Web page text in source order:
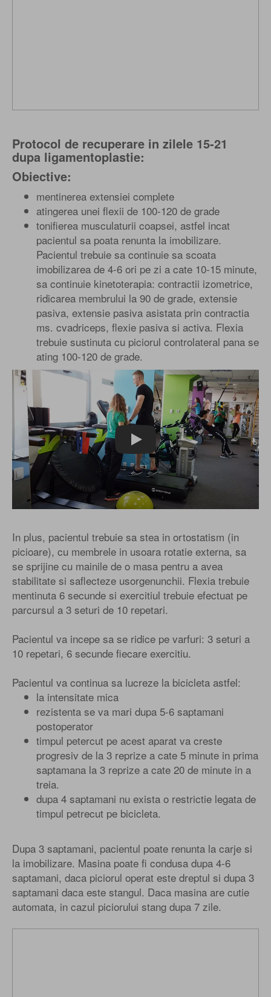
Protocol de recuperare in zilele 15-21
dupa ligamentoplastie:
Obiective:
mentinerea extensiei complete
atingerea unei flexii de 100-120 de grade
tonifierea musculaturii coapsei, astfel incat
pacientul sa poata renunta la imobilizare.
Pacientul trebuie sa continuie sa scoata
imobilizarea de 4-6 ori pe zi a cate 10-15 minute,
sa continuie kinetoterapia: contractii izometrice,
ridicarea membrului la 90 de grade, extensie
pasiva, extensie pasiva asistata prin contractia
ms. cvadriceps, flexie pasiva si activa. Flexia
trebuie sustinuta cu piciorul controlateral pana se
ating 100-120 de grade.
Play
In plus, pacientul trebuie sa stea in ortostatism (in
picioare), cu membrele in usoara rotatie externa, sa
se sprijine cu mainile de o masa pentru a avea
stabilitate si saflecteze usorgenunchii. Flexia trebuie
mentinuta 6 secunde si exercitiul trebuie efectuat pe
parcursul a 3 seturi de 10 repetari.
Pacientul va incepe sa se ridice pe varfuri: 3 seturi a
10 repetari, 6 secunde fiecare exercitiu.
Pacientul va continua sa lucreze la bicicleta astfel:
la intensitate mica
rezistenta se va mari dupa 5-6 saptamani
postoperator
timpul petercut pe acest aparat va creste
progresiv de la 3 reprize a cate 5 minute in prima
saptamana la 3 reprize a cate 20 de minute in a
treia.
dupa 4 saptamani nu exista o restrictie legata de
timpul petrecut pe bicicleta.
Dupa 3 saptamani, pacientul poate renunta la carje si
la imobilizare. Masina poate fi condusa dupa 4-6
saptamani, daca piciorul operat este dreptul si dupa 3
saptamani daca este stangul. Daca masina are cutie
automata, in cazul piciorului stang dupa 7 zile.